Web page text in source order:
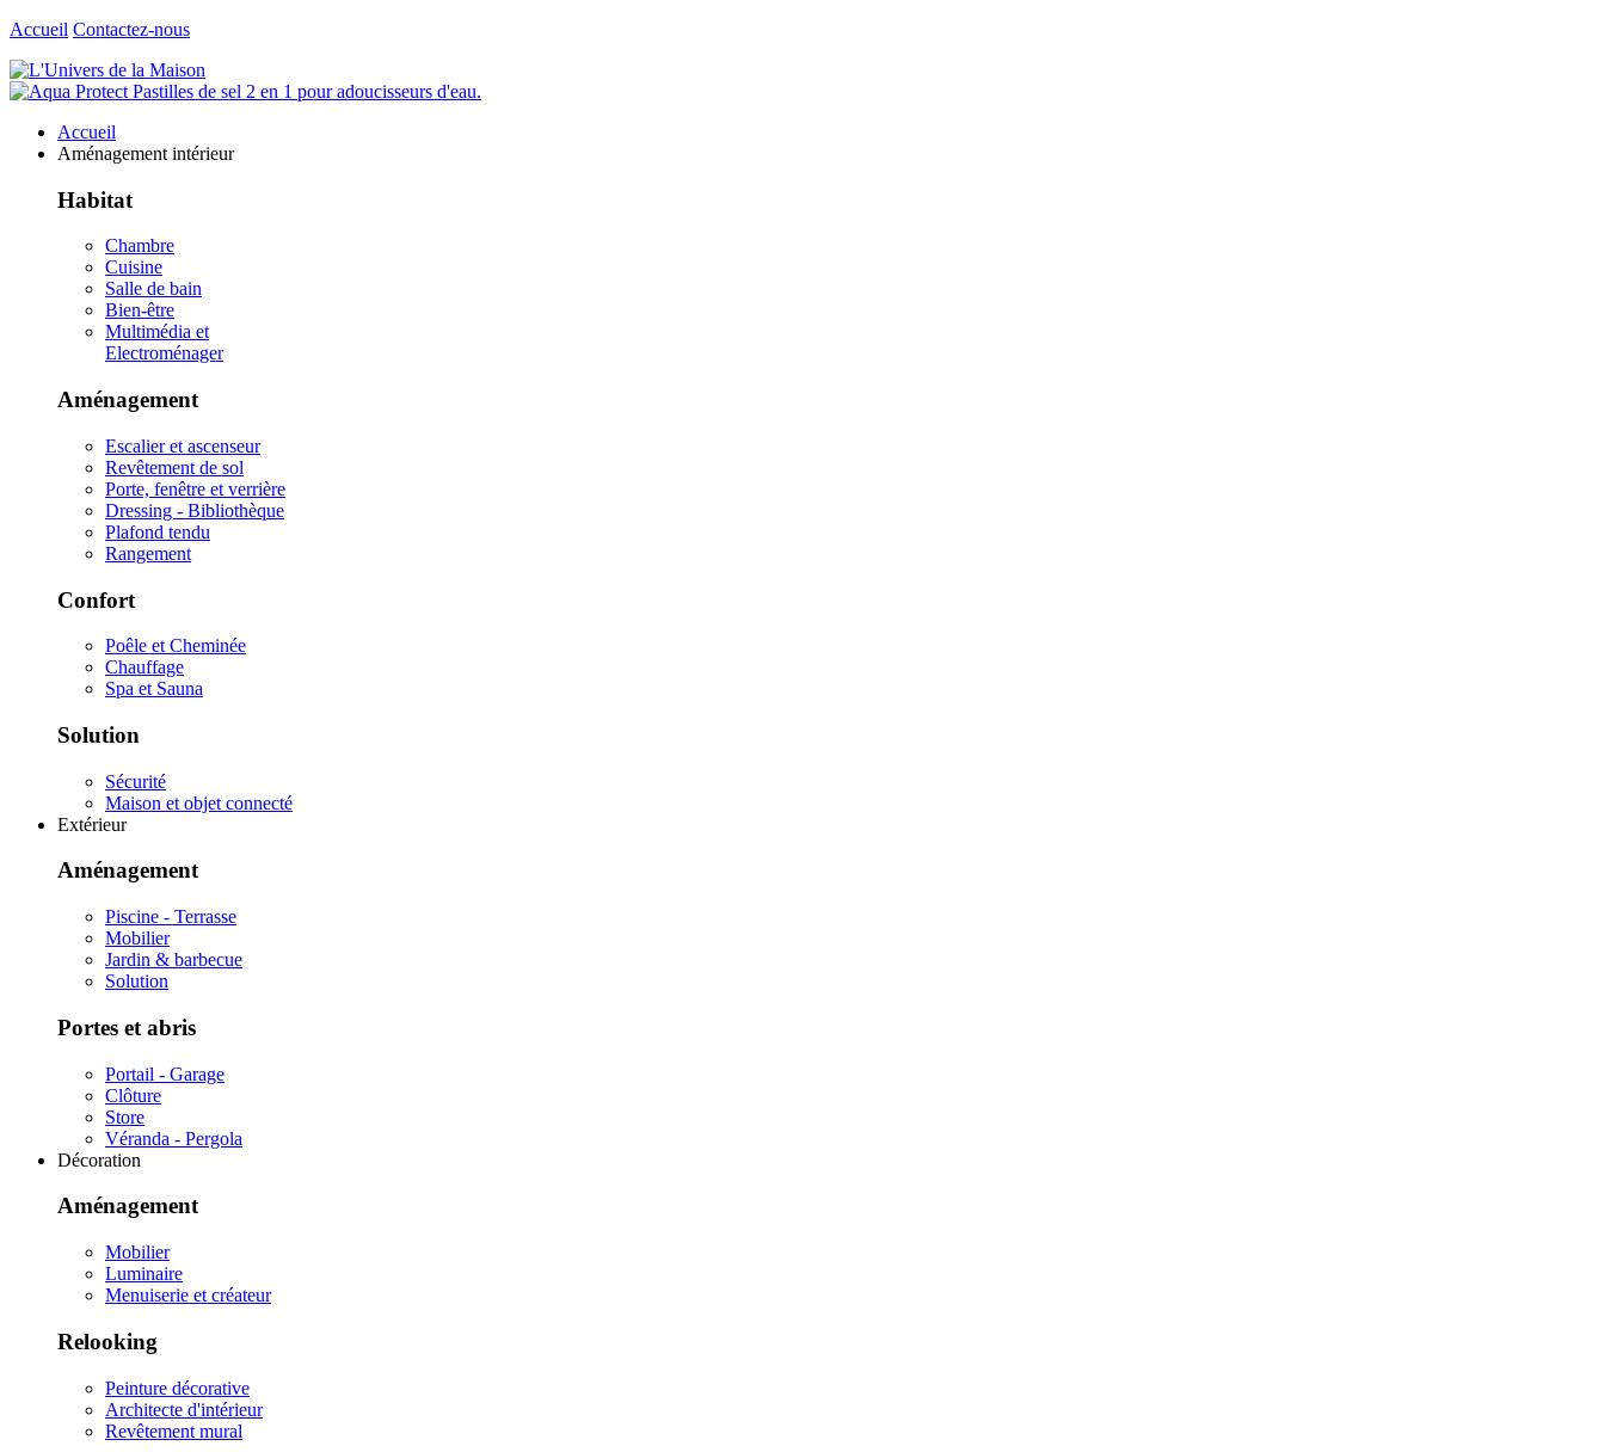
Accueil Contactez-nous
Accueil
Aménagement intérieur
Habitat
Chambre
Cuisine
Salle de bain
Bien-être
Multimédia et
Electroménager
Aménagement
Escalier et ascenseur
Revêtement de sol
Porte, fenêtre et verrière
Dressing - Bibliothèque
Plafond tendu
Rangement
Confort
Poêle et Cheminée
Chauffage
Spa et Sauna
Solution
Sécurité
Maison et objet connecté
Extérieur
Aménagement
Piscine - Terrasse
Mobilier
Jardin & barbecue
Solution
Portes et abris
Portail - Garage
Clôture
Store
Véranda - Pergola
Décoration
Aménagement
Mobilier
Luminaire
Menuiserie et créateur
Relooking
Peinture décorative
Architecte d'intérieur
Revêtement mural